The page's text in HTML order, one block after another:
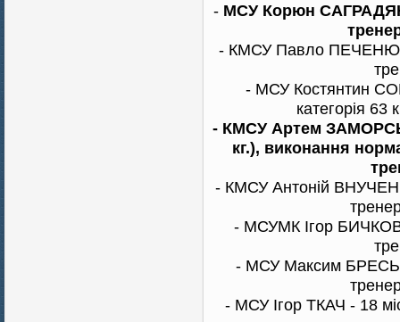
- МСУ Корюн САГРАДЯН
- КМСУ Павло ПЕЧЕНЮК -
- МСУ Костянтин
категорія
- КМСУ Артем
кг.), виконання
- КМСУ Антоній
- МСУМК Ігор БИЧКОВ -
- МСУ Максим БРЕСЬ -
- МСУ Ігор ТКАЧ - 18